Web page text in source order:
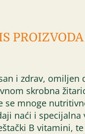
PROIZVODA
i zdrav, omiljen
skrobna
se mnoge
naći i specijalna
B vitamini,